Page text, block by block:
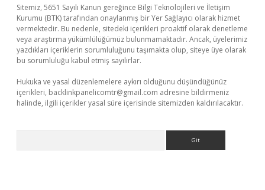
Sitemiz, 5651 Sayılı Kanun gereğince Bilgi Teknolojileri ve İletişim
Kurumu (BTK) tarafından onaylanmış bir Yer Sağlayıcı olarak hizmet
vermektedir. Bu nedenle, sitedeki içerikleri proaktif olarak denetleme
veya araştırma yükümlülüğümüz bulunmamaktadır. Ancak, üyelerimiz
yazdıkları içeriklerin sorumluluğunu taşımakta olup, siteye üye olarak
bu sorumluluğu kabul etmiş sayılırlar.
Hukuka ve yasal düzenlemelere aykırı olduğunu düşündüğünüz
içerikleri, backlinkpanelicomtr@gmail.com adresine bildirmeniz
halinde, ilgili içerikler yasal süre içerisinde sitemizden kaldırılacaktır.